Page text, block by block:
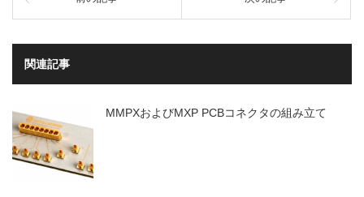
関連記事
MMPXおよびMXP PCBコネクタの組み立て